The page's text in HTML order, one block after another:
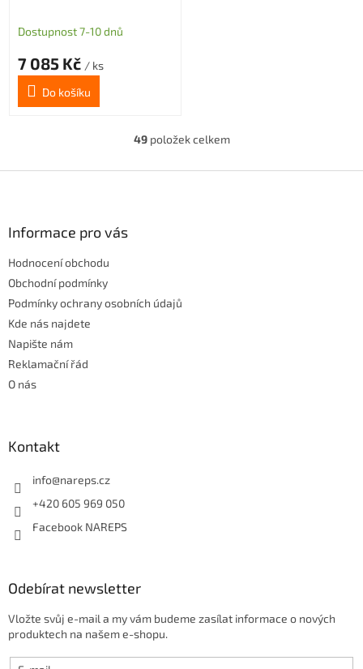
Dostupnost 7-10 dnů
7 085 Kč / ks
Do košíku
O
l
v
49položek celkem
Informace pro vás
Hodnocení obchodu
Obchodní podmínky
Podmínky ochrany osobních údajů
Kde nás najdete
Napište nám
Reklamační řád
O nás
Kontakt
info@nareps.cz
+420 605 969 050
Facebook NAREPS
Odebírat newsletter
Vložte svůj e-mail a my vám budeme zasílat informace o nových
produktech na našem e-shopu.